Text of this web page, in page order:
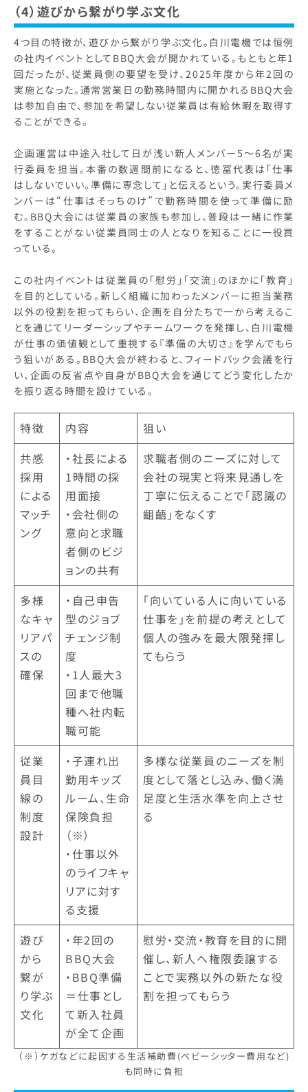
（4）遊びから繋がり学ぶ文化
4つ目の特徴が、遊びから繋がり学ぶ文化。白川電機では恒例
の社内イベントとしてBBQ大会が開かれている。もともと年1
回だったが、従業員側の要望を受け、2025年度から年2回の
実施となった。通常営業日の勤務時間内に開かれるBBQ大会
は参加自由で、参加を希望しない従業員は有給休暇を取得す
ることができる。
企画運営は中途入社して日が浅い新人メンバー5～6名が実
行委員を担当。本番の数週間前になると、徳冨代表は「仕事
はしないでいい。準備に専念して」と伝えるという。実行委員メ
ンバーは“仕事はそっちのけ”で勤務時間を使って準備に励
む。BBQ大会には従業員の家族も参加し、普段は一緒に作業
をすることがない従業員同士の人となりを知ることに一役買
っている。
この社内イベントは従業員の「慰労」「交流」のほかに「教育」
を目的としている。新しく組織に加わったメンバーに担当業務
以外の役割を担ってもらい、企画を自分たちで一から考えるこ
とを通じてリーダーシップやチームワークを発揮し、白川電機
が仕事の価値観として重視する『準備の大切さ』を学んでもら
う狙いがある。BBQ大会が終わると、フィードバック会議を行
い、企画の反省点や自身がBBQ大会を通じてどう変化したか
を振り返る時間を設けている。
特徴 内容
狙い
共感
採用
による
マッチ
ング
・社長による
1時間の採
用面接
・会社側の
意向と求職
者側のビジ
ョンの共有
求職者側のニーズに対して
会社の現実と将来見通しを
丁寧に伝えることで「認識の
齟齬」をなくす
多様
なキャ
リアパ
スの
確保
・自己申告
型のジョブ
チェンジ制
度
・1人最大3
回まで他職
種へ社内転
職可能
「向いている人に向いている
仕事を」を前提の考えとして
個人の強みを最大限発揮し
てもらう
従業
員目
線の
制度
設計
・子連れ出
勤用キッズ
ルーム、生命
保険負担
（※）
・仕事以外
のライフキャ
リアに対す
る支援
多様な従業員のニーズを制
度として落とし込み、働く満
足度と生活水準を向上させ
る
遊び
から
繋が
り学ぶ
文化
・年2回の
BBQ大会
・BBQ準備
＝仕事とし
て新入社員
が全て企画
慰労・交流・教育を目的に開
催し、新人へ権限委譲する
ことで実務以外の新たな役
割を担ってもらう
（※）ケガなどに起因する生活補助費(ベビーシッター費用など)
も同時に負担